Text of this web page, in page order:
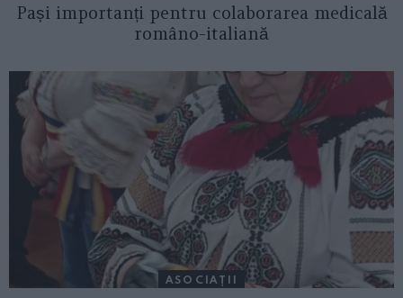
Pași importanți pentru colaborarea medicală
româno-italiană
ASOCIAŢII